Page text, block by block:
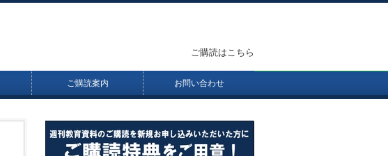
ご購読案内 お問い合わせ
ご購読はこちら